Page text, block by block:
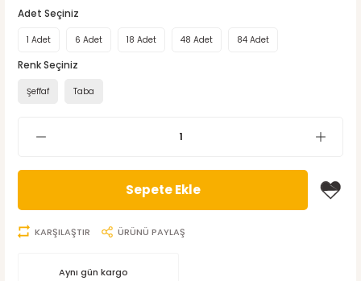
Adet Seçiniz
1 Adet 6 Adet 18 Adet 48 Adet 84 Adet
Renk Seçiniz
Şeffaf Taba
Sepete Ekle
KARŞILAŞTIR ÜRÜNÜ PAYLAŞ
Aynı gün kargo